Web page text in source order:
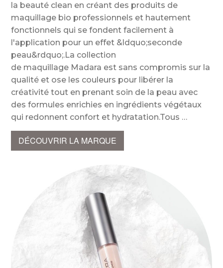
la beauté clean en créant des produits de
maquillage bio professionnels et hautement
fonctionnels qui se fondent facilement à
l'application pour un effet &ldquo;seconde
peau&rdquo;.La collection
de maquillage Madara est sans compromis sur la
qualité et ose les couleurs pour libérer la
créativité tout en prenant soin de la peau avec
des formules enrichies en ingrédients végétaux
qui redonnent confort et hydratation.Tous
DÉCOUVRIR LA MARQUE